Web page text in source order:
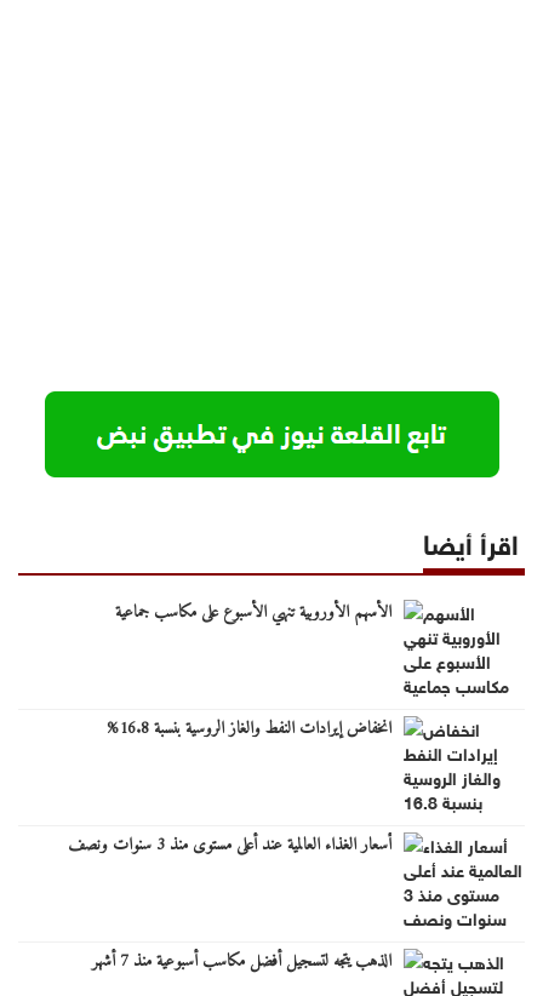
اقرأ أيضا
الأسهم الأوروبية تنهي الأسبوع على مكاسب جماعية
انخفاض إيرادات النفط والغاز الروسية بنسبة 16.8%
أسعار الغذاء العالمية عند أعلى مستوى منذ 3 سنوات ونصف
الذهب يتجه لتسجيل أفضل مكاسب أسبوعية منذ 7 أشهر